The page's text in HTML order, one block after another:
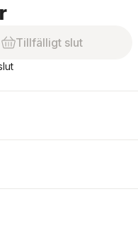
Tillfälligt slut